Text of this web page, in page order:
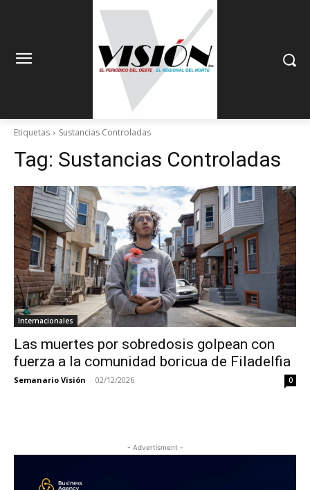
Etiquetas Sustancias Controladas
Tag: Sustancias Controladas
Internacionales
Las muertes por sobredosis golpean con
fuerza a la comunidad boricua de Filadelfia
Semanario Visión - 02/12/2026 0
- Advertisment -